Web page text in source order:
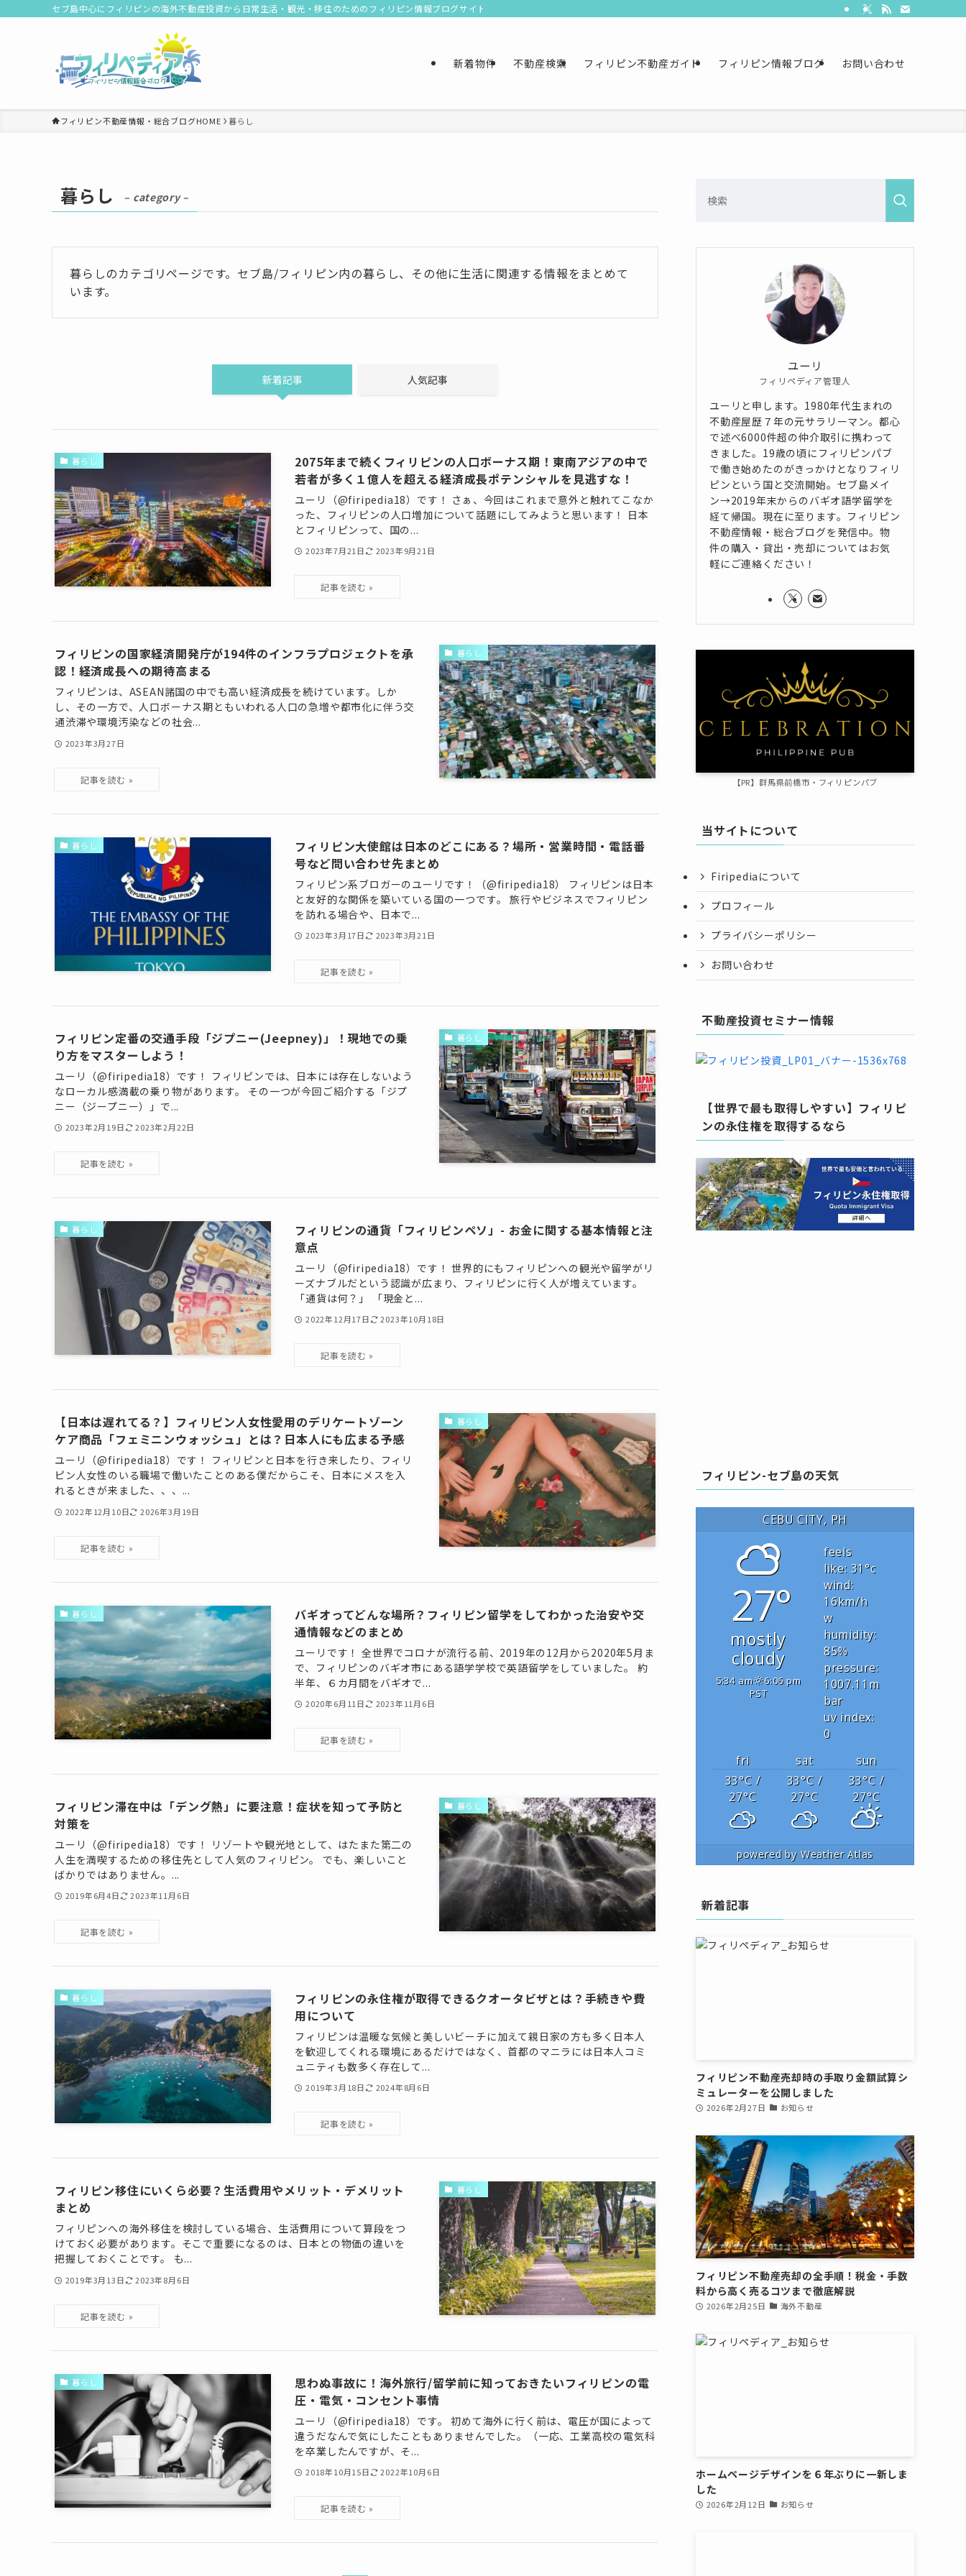
セブ島中心にフィリピンの海外不動産投資から日常生活・観光・移住のためのフィリピン情報ブログサイト
新着物件 不動産検索 フィリピン不動産ガイド フィリピン情報ブログ お問い合わせ
フィリピン不動産情報・総合ブログHOME 暮らし
暮らし – category –
暮らしのカテゴリページです。セブ島/フィリピン内の暮らし、その他に生活に関連する情報をまとめて
います。
新着記事 人気記事
暮らし
2075年まで続くフィリピンの人口ボーナス期！東南アジアの中で
若者が多く１億人を超える経済成長ポテンシャルを見逃すな！
ユーリ（@firipedia18）です！ さぁ、今回はこれまで意外と触れてこなか
った、フィリピンの人口増加について話題にしてみようと思います！ 日本
とフィリピンって、国の...
2023年7月21日 2023年9月21日
暮らし
フィリピンの国家経済開発庁が194件のインフラプロジェクトを承
認！経済成長への期待高まる
フィリピンは、ASEAN諸国の中でも高い経済成長を続けています。しか
し、その一方で、人口ボーナス期ともいわれる人口の急増や都市化に伴う交
通渋滞や環境汚染などの社会...
2023年3月27日
暮らし
フィリピン大使館は日本のどこにある？場所・営業時間・電話番
号など問い合わせ先まとめ
フィリピン系ブロガーのユーリです！（@firipedia18） フィリピンは日本
と友好的な関係を築いている国の一つです。 旅行やビジネスでフィリピン
を訪れる場合や、日本で...
2023年3月17日 2023年3月21日
暮らし
フィリピン定番の交通手段「ジプニー(Jeepney)」！現地での乗
り方をマスターしよう！
ユーリ（@firipedia18）です！ フィリピンでは、日本には存在しないよう
なローカル感満載の乗り物があります。 その一つが今回ご紹介する「ジプ
ニー（ジープニー）」で...
2023年2月19日 2023年2月22日
暮らし
フィリピンの通貨「フィリピンペソ」- お金に関する基本情報と注
意点
ユーリ（@firipedia18）です！ 世界的にもフィリピンへの観光や留学がリ
ーズナブルだという認識が広まり、フィリピンに行く人が増えています。
「通貨は何？」 「現金と...
2022年12月17日 2023年10月18日
暮らし
【日本は遅れてる？】フィリピン人女性愛用のデリケートゾーン
ケア商品「フェミニンウォッシュ」とは？日本人にも広まる予感
ユーリ（@firipedia18）です！ フィリピンと日本を行き来したり、フィリ
ピン人女性のいる職場で働いたことのある僕だからこそ、日本にメスを入
れるときが来ました、、、...
2022年12月10日 2026年3月19日
暮らし
バギオってどんな場所？フィリピン留学をしてわかった治安や交
通情報などのまとめ
ユーリです！ 全世界でコロナが流行る前、2019年の12月から2020年5月ま
で、フィリピンのバギオ市にある語学学校で英語留学をしていました。 約
半年、６カ月間をバギオで...
2020年6月11日 2023年11月6日
暮らし
フィリピン滞在中は「デング熱」に要注意！症状を知って予防と
対策を
ユーリ（@firipedia18）です！ リゾートや観光地として、はたまた第二の
人生を満喫するための移住先として人気のフィリピン。 でも、楽しいこと
ばかりではありません。...
2019年6月4日 2023年11月6日
暮らし
フィリピンの永住権が取得できるクオータビザとは？手続きや費
用について
フィリピンは温暖な気候と美しいビーチに加えて親日家の方も多く日本人
を歓迎してくれる環境にあるだけではなく、首都のマニラには日本人コミ
ュニティも数多く存在して...
2019年3月18日 2024年8月6日
暮らし
フィリピン移住にいくら必要？生活費用やメリット・デメリット
まとめ
フィリピンへの海外移住を検討している場合、生活費用について算段をつ
けておく必要があります。そこで重要になるのは、日本との物価の違いを
把握しておくことです。 も...
2019年3月13日 2023年8月6日
暮らし
思わぬ事故に！海外旅行/留学前に知っておきたいフィリピンの電
圧・電気・コンセント事情
ユーリ（@firipedia18）です。 初めて海外に行く前は、電圧が国によって
違うだなんで気にしたこともありませんでした。（一応、工業高校の電気科
を卒業したんですが、そ...
2018年10月15日 2022年10月6日
ユーリ
フィリペディア管理人
ユーリと申します。1980年代生まれの
不動産屋歴７年の元サラリーマン。都心
で述べ6000件超の仲介取引に携わって
きました。19歳の頃にフィリピンパブ
で働き始めたのがきっかけとなりフィリ
ピンという国と交流開始。セブ島メイ
ン→2019年末からのバギオ語学留学を
経て帰国。現在に至ります。フィリピン
不動産情報・総合ブログを発信中。物
件の購入・貸出・売却についてはお気
軽にご連絡ください！
【PR】群馬県前橋市・フィリピンパブ
当サイトについて
Firipediaについて
プロフィール
プライバシーポリシー
お問い合わせ
不動産投資セミナー情報
【世界で最も取得しやすい】フィリピ
ンの永住権を取得するなら
フィリピン-セブ島の天気
CEBU CITY, PH
27°
mostly
cloudy
5:34 am
6:06 pm
PST
feels
like: 31°c
wind:
16km/h
w
humidity:
85%
pressure:
1007.11 m
bar
uv index:
0
fri
sat
sun
33°C /
27°C
33°C /
27°C
33°C /
27°C
powered by Weather Atlas
新着記事
フィリピン不動産売却時の手取り金額試算シ
ミュレーターを公開しました
2026年2月27日 お知らせ
フィリピン不動産売却の全手順！税金・手数
料から高く売るコツまで徹底解説
2026年2月25日 海外不動産
ホームページデザインを６年ぶりに一新しま
した
2026年2月12日 お知らせ